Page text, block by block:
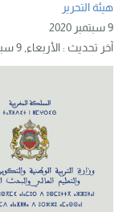
هيئة التحرير
9 سبتمبر 2020
آخر تحديث :الأربعاء, 9 سبتمبر, 2020 - 3:35 صباحًا